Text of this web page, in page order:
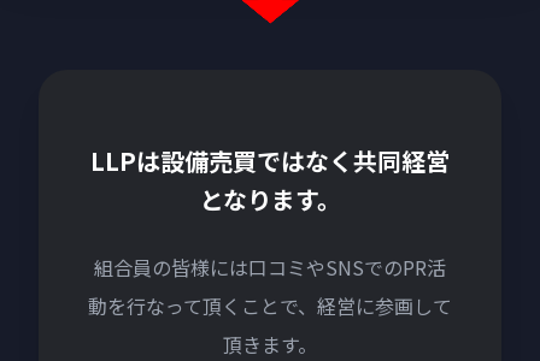
LLPは設備売買ではなく共同経営
となります。
組合員の皆様には口コミやSNSでのPR活
動を行なって頂くことで、 経営に参画して
頂きます。